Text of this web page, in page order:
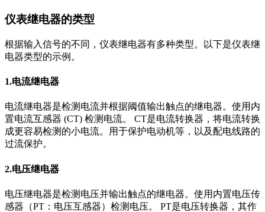
仪表继电器的类型
根据输入信号的不同，仪表继电器有多种类型。以下是仪表继
电器类型的示例。
1.电流继电器
电流继电器是检测电流并根据阈值输出触点的继电器。使用内
置电流互感器 (CT) 检测电流。 CT是电流转换器，将电流转换
成更容易检测的小电流。用于保护电动机等，以及配电线路的
过流保护。
2.电压继电器
电压继电器是检测电压并输出触点的继电器。使用内置电压传
感器（PT：电压互感器）检测电压。 PT是电压转换器，其作